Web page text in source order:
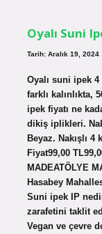
Oyalı Suni
Tarih: Aralık 19, 2024
Oyalı suni ipek
farklı kalınlıkta,
ipek fiyatı ne
dikiş iplikleri.
Beyaz. Nakışlı
Fiyat99,00
MADEATÖLYE
Hasabey
Suni ipek IP
zarafetini taklit
Vegan ve çevre